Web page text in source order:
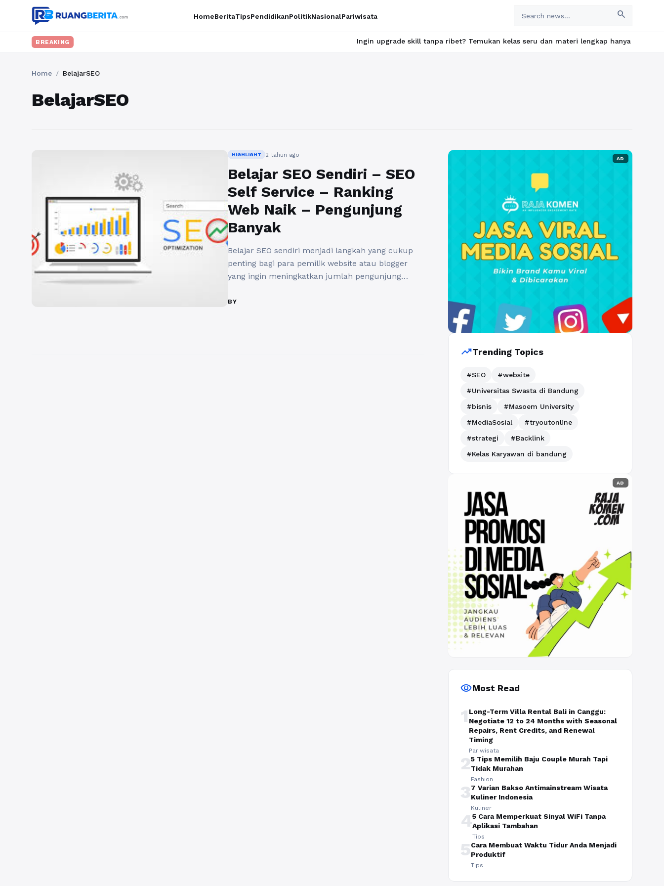
HomeBeritaTipsPendidikanPolitikNasionalPariwisata search
BREAKING Ingin upgrade skill tanpa ribet? Temukan kelas seru dan materi lengkap hanya di
Home / BelajarSEO
BelajarSEO
HIGHLIGHT 2 tahun ago
Belajar SEO Sendiri – SEO
Self Service – Ranking
Web Naik – Pengunjung
Banyak
Belajar SEO sendiri menjadi langkah yang cukup
penting bagi para pemilik website atau blogger
yang ingin meningkatkan jumlah pengunjung
dasar Search Engine Optimization (SEO) dan
BY
AD
trending_upTrending Topics
#SEO
#website
#Universitas Swasta di Bandung
#bisnis
#Masoem University
#MediaSosial
#tryoutonline
#strategi
#Backlink
#Kelas Karyawan di bandung
AD
visibilityMost Read
1 Long-Term Villa Rental Bali in Canggu:
Negotiate 12 to 24 Months with Seasonal
Repairs, Rent Credits, and Renewal
Timing
Pariwisata
25 Tips Memilih Baju Couple Murah Tapi
Tidak Murahan
Fashion
37 Varian Bakso Antimainstream Wisata
Kuliner Indonesia
Kuliner
45 Cara Memperkuat Sinyal WiFi Tanpa
Aplikasi Tambahan
Tips
5Cara Membuat Waktu Tidur Anda Menjadi
Produktif
Tips